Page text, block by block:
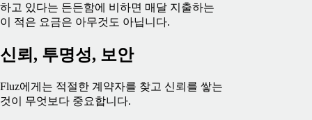
하고 있다는 든든함에 비하면 매달 지출하는
이 적은 요금은 아무것도 아닙니다.
신뢰, 투명성, 보안
Fluz에게는 적절한 계약자를 찾고 신뢰를 쌓는
것이 무엇보다 중요합니다.